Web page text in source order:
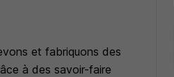
et fabriquons des
à des savoir-faire